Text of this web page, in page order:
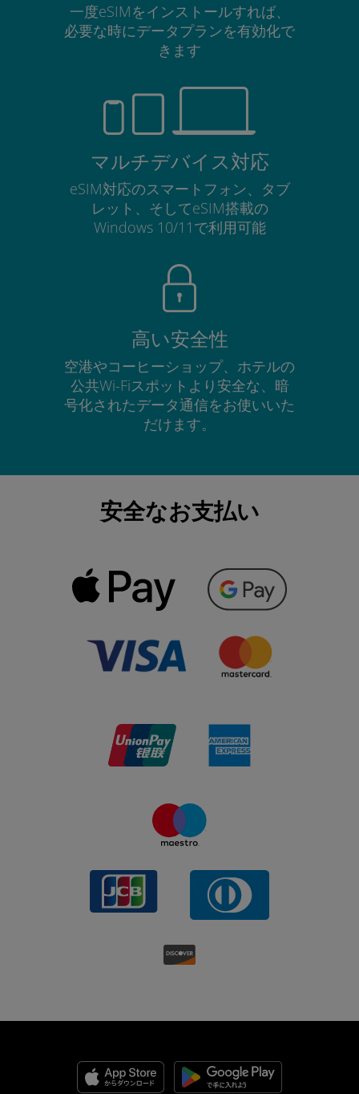
一度eSIMをインストールすれば、
必要な時にデータプランを有効化で
きます
マルチデバイス対応
eSIM対応のスマートフォン、タブ
レット、そしてeSIM搭載の
Windows 10/11で利用可能
高い安全性
空港やコーヒーショップ、ホテルの
公共Wi-Fiスポットより安全な、暗
号化されたデータ通信をお使いいた
だけます。
安全なお支払い